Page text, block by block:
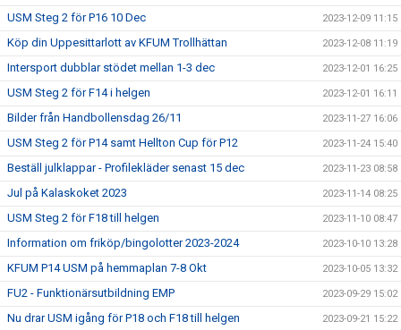
USM Steg 2 för P16 10 Dec 2023-12-09 11:15
Köp din Uppesittarlott av KFUM Trollhättan 2023-12-08 11:19
Intersport dubblar stödet mellan 1-3 dec 2023-12-01 16:25
USM Steg 2 för F14 i helgen 2023-12-01 16:11
Bilder från Handbollensdag 26/11 2023-11-27 16:06
USM Steg 2 för P14 samt Hellton Cup för P12 2023-11-24 15:40
Beställ julklappar - Profilekläder senast 15 dec 2023-11-23 08:58
Jul på Kalaskoket 2023 2023-11-14 08:25
USM Steg 2 för F18 till helgen 2023-11-10 08:47
Information om friköp/bingolotter 2023-2024 2023-10-10 13:28
KFUM P14 USM på hemmaplan 7-8 Okt 2023-10-05 13:32
FU2 - Funktionärsutbildning EMP 2023-09-29 15:02
Nu drar USM igång för P18 och F18 till helgen 2023-09-21 15:22